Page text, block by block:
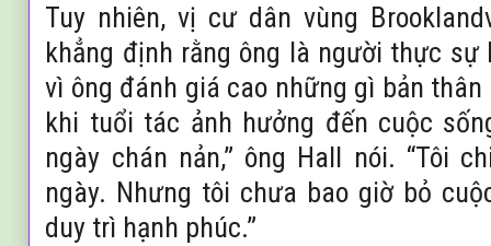
Tuy nhiên, vị cư dân vùng
khẳng định rằng ông là người thực
vì ông đánh giá cao những gì bản
khi tuổi tác ảnh hưởng đến cuộc
ngày chán nản,” ông Hall nói. “Tôi
ngày. Nhưng tôi chưa bao giờ bỏ
duy trì hạnh phúc.”